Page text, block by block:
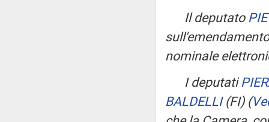
Il deputato
nominale
I deputati
BALDELLI(FI) (